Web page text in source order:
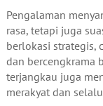
Pengalaman
rasa, tetapi juga
berlokasi strategis,
dan bercengkrama
terjangkau juga
merakyat dan